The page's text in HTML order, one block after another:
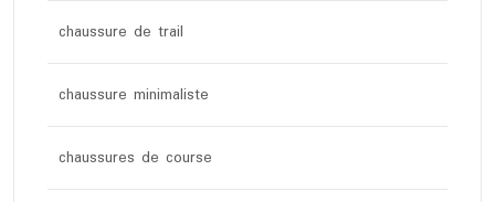
chaussure de trail
chaussure minimaliste
chaussures de course